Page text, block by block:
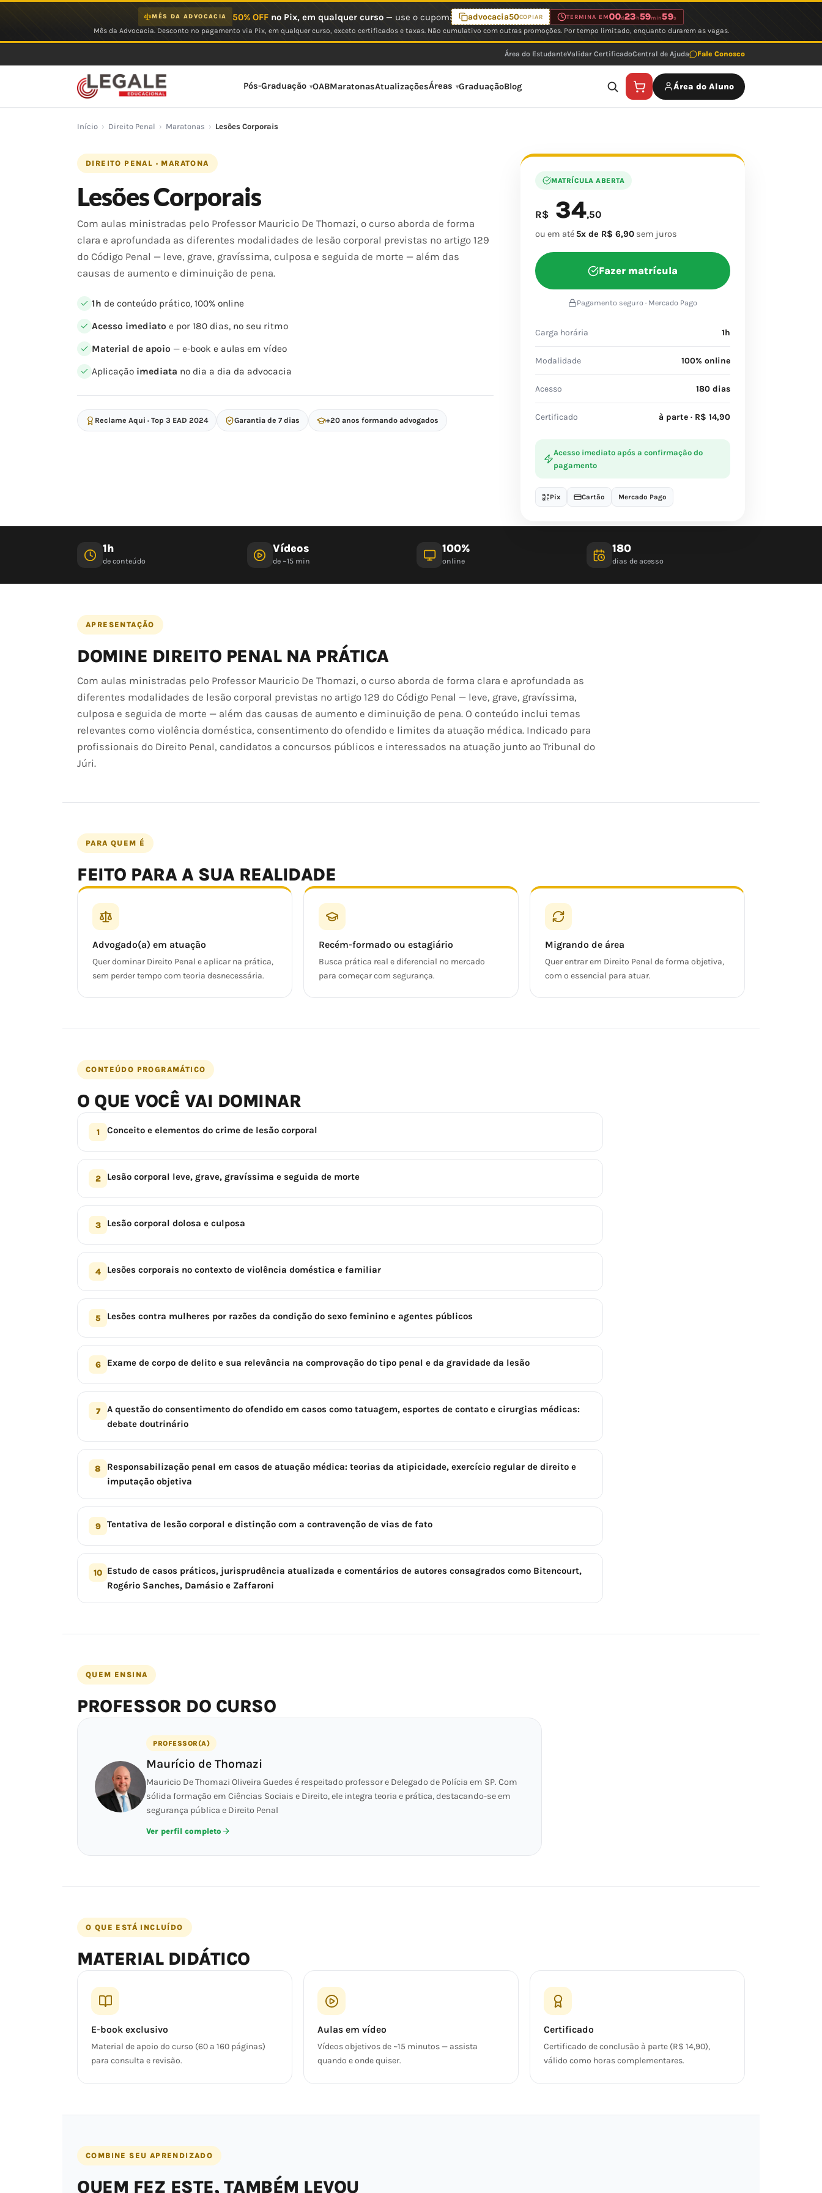
MÊS DA ADVOCACIA 50% OFFno Pix, em qualquer curso— use o cupom: advocacia50COPIAR TERMINA EM00d23 h59min59s
Mês da Advocacia. Desconto no pagamento via Pix, em qualquer curso, exceto certificados e taxas. Não cumulativo com outras promoções. Por tempo limitado, enquanto durarem as vagas.
Área do EstudanteValidar CertificadoCentral de Ajuda Fale Conosco
Pós-Graduação OABMaratonasAtualizaçõesÁreas GraduaçãoBlog Área do Aluno
Início › Direito Penal › Maratonas › Lesões Corporais
DIREITO PENAL · MARATONA
Lesões Corporais
Com aulas ministradas pelo Professor Mauricio De Thomazi, o curso aborda de forma
clara e aprofundada as diferentes modalidades de lesão corporal previstas no artigo 129
do Código Penal — leve, grave, gravíssima, culposa e seguida de morte — além das
causas de aumento e diminuição de pena.
1h de conteúdo prático, 100% online
Acesso imediato e por 180 dias, no seu ritmo
Material de apoio — e-book e aulas em vídeo
Aplicação imediata no dia a dia da advocacia
Reclame Aqui · Top 3 EAD 2024 Garantia de 7 dias +20 anos formando advogados
MATRÍCULA ABERTA
R$ 34,50
ou em até 5x de R$ 6,90 sem juros
Fazer matrícula
Pagamento seguro · Mercado Pago
Carga horária 1h
Modalidade 100% online
Acesso 180 dias
Certificado à parte · R$ 14,90
Acesso imediato após a confirmação do
pagamento
Pix Cartão Mercado Pago
1h
de conteúdo
Vídeos
de ~15 min
100%
online
180
dias de acesso
APRESENTAÇÃO
DOMINE DIREITO PENAL NA PRÁTICA
Com aulas ministradas pelo Professor Mauricio De Thomazi, o curso aborda de forma clara e aprofundada as
diferentes modalidades de lesão corporal previstas no artigo 129 do Código Penal — leve, grave, gravíssima,
culposa e seguida de morte — além das causas de aumento e diminuição de pena. O conteúdo inclui temas
relevantes como violência doméstica, consentimento do ofendido e limites da atuação médica. Indicado para
profissionais do Direito Penal, candidatos a concursos públicos e interessados na atuação junto ao Tribunal do
Júri.
PARA QUEM É
FEITO PARA A SUA REALIDADE
Advogado(a) em atuação
Quer dominar Direito Penal e aplicar na prática,
sem perder tempo com teoria desnecessária.
Recém-formado ou estagiário
Busca prática real e diferencial no mercado
para começar com segurança.
Migrando de área
Quer entrar em Direito Penal de forma objetiva,
com o essencial para atuar.
CONTEÚDO PROGRAMÁTICO
O QUE VOCÊ VAI DOMINAR
1 Conceito e elementos do crime de lesão corporal
2 Lesão corporal leve, grave, gravíssima e seguida de morte
3 Lesão corporal dolosa e culposa
4 Lesões corporais no contexto de violência doméstica e familiar
5 Lesões contra mulheres por razões da condição do sexo feminino e agentes públicos
6 Exame de corpo de delito e sua relevância na comprovação do tipo penal e da gravidade da lesão
7
A questão do consentimento do ofendido em casos como tatuagem, esportes de contato e cirurgias médicas:
debate doutrinário
8
Responsabilização penal em casos de atuação médica: teorias da atipicidade, exercício regular de direito e
imputação objetiva
9 Tentativa de lesão corporal e distinção com a contravenção de vias de fato
10 Estudo de casos práticos, jurisprudência atualizada e comentários de autores consagrados como Bitencourt,
Rogério Sanches, Damásio e Zaffaroni
QUEM ENSINA
PROFESSOR DO CURSO
PROFESSOR(A)
Maurício de Thomazi
Mauricio De Thomazi Oliveira Guedes é respeitado professor e Delegado de Polícia em SP. Com
sólida formação em Ciências Sociais e Direito, ele integra teoria e prática, destacando-se em
segurança pública e Direito Penal
Ver perfil completo
O QUE ESTÁ INCLUÍDO
MATERIAL DIDÁTICO
E-book exclusivo
Material de apoio do curso (60 a 160 páginas)
para consulta e revisão.
Aulas em vídeo
Vídeos objetivos de ~15 minutos — assista
quando e onde quiser.
Certificado
Certificado de conclusão à parte (R$ 14,90),
válido como horas complementares.
COMBINE SEU APRENDIZADO
QUEM FEZ ESTE, TAMBÉM LEVOU